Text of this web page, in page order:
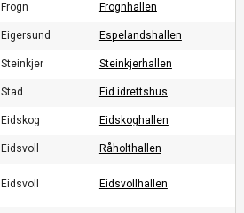
Frogn Frognhallen
Eigersund Espelandshallen
Steinkjer Steinkjerhallen
Stad Eid idrettshus
Eidskog Eidskoghallen
Eidsvoll Råholthallen
Eidsvoll Eidsvollhallen